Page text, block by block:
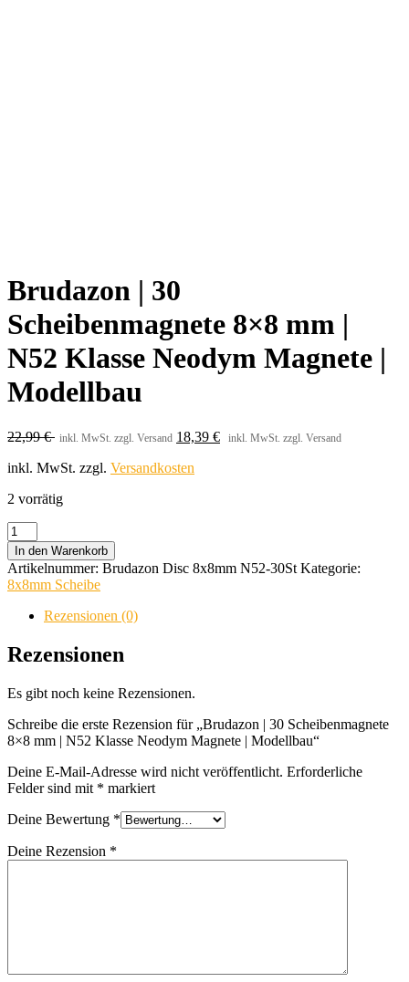
Brudazon | 30
Scheibenmagnete 8×8 mm |
N52 Klasse Neodym Magnete |
Modellbau
22,99€ inkl. MwSt. zzgl. Versand 18,39 € inkl. MwSt. zzgl. Versand
inkl. MwSt. zzgl. Versandkosten
2 vorrätig
Brudazon
|
30
Scheibenmagnete
8x8
N52
Klasse
Magnete
Modellbau
Menge
In den Warenkorb
Artikelnummer: Brudazon Disc 8x8mm N52-30St Kategorie:
8x8mm Scheibe
Rezensionen (0)
Rezensionen
Es gibt noch keine Rezensionen.
Schreibe die erste Rezension für „Brudazon | 30 Scheibenmagnete
8×8 mm | N52 Klasse Neodym Magnete | Modellbau“
Deine E-Mail-Adresse wird nicht veröffentlicht. Erforderliche
Felder sind mit * markiert
Deine Bewertung *
Deine Rezension *